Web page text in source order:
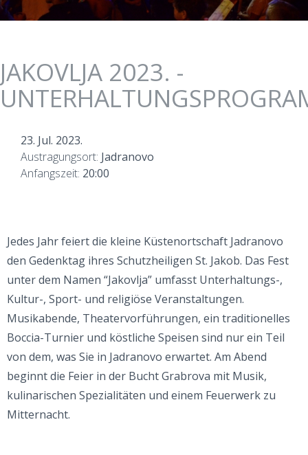
JAKOVLJA 2023. -
23. Jul. 2023.
Austragungsort: Jadranovo
Anfangszeit: 20:00
Jedes Jahr feiert die kleine Küstenortschaft Jadranovo
den Gedenktag ihres Schutzheiligen St. Jakob. Das Fest
unter dem Namen “Jakovlja” umfasst Unterhaltungs-,
Kultur-, Sport- und religiöse Veranstaltungen.
Musikabende, Theatervorführungen, ein traditionelles
Boccia-Turnier und köstliche Speisen sind nur ein Teil
von dem, was Sie in Jadranovo erwartet. Am Abend
beginnt die Feier in der Bucht Grabrova mit Musik,
kulinarischen Spezialitäten und einem Feuerwerk zu
Mitternacht.